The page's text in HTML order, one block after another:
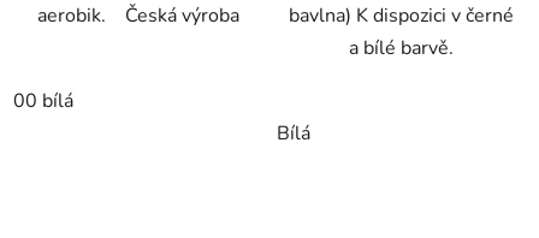
aerobik. Česká výroba
00 bílá
bavlna) K dispozici v černé
a bílé barvě.
Bílá